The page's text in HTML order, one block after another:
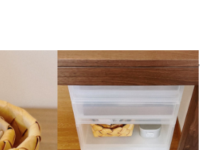
低成本生活,低消費,修補衣服,極簡,
,織補